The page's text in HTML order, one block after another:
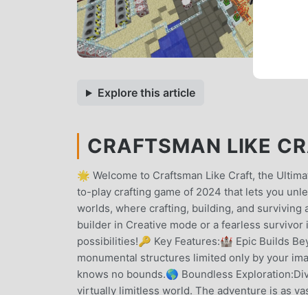
Explore this article
CRAFTSMAN LIKE
🌟 Welcome to Craftsman Like Craft, the
to-play crafting game of 2024 that lets you
worlds, where crafting, building, and
builder in Creative mode or a fearless
possibilities!🔑 Key Features:🏰 Epic Builds
monumental structures limited only by your
knows no bounds.🌎 Boundless
virtually limitless world. The adventure is as